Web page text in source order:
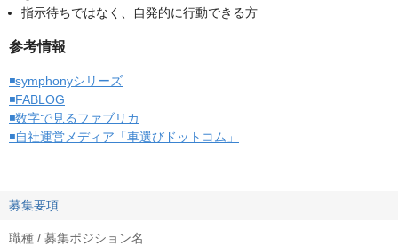
指示待ちではなく、自発的に行動できる方
参考情報
◾️symphonyシリーズ
◾️FABLOG
◾️数字で見るファブリカ
◾️自社運営メディア「車選びドットコム」
募集要項
職種 / 募集ポジション名